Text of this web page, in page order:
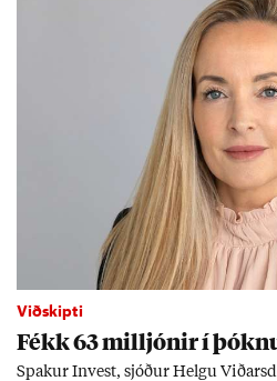
Viðskipti
Fékk 63 millj­ón­ir í
Spak­ur In­vest, sjóð­ur Helgu